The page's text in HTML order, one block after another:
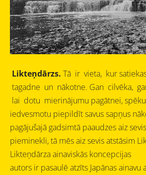
Likteņdārzs. Tā ir vieta, kur
tagadne un nākotne. Gan cilvēka,
lai dotu mierinājumu pagātnei,
iedvesmotu piepildīt savus sapņus
pagājušajā gadsimtā paaudzes aiz
pieminekli, tā mēs aiz sevis atstāsim
Likteņdārza ainaviskās koncepcijas
autors ir pasaulē atzīts Japānas